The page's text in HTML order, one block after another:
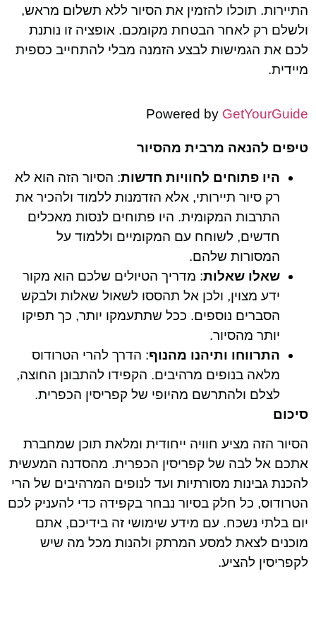
התיירות. תוכלו להזמין את הסיור ללא תשלום מראש,
ולשלם רק לאחר הבטחת מקומכם. אופציה זו נותנת
לכם את הגמישות לבצע הזמנה מבלי להתחייב כספית
מיידית.
Powered by GetYourGuide
טיפים להנאה מרבית מהסיור
היו פתוחים לחוויות חדשות: הסיור הזה הוא לא
רק סיור תיירותי, אלא הזדמנות ללמוד ולהכיר את
התרבות המקומית. היו פתוחים לנסות מאכלים
חדשים, לשוחח עם המקומיים וללמוד על
המסורות שלהם.
שאלו שאלות: מדריך הטיולים שלכם הוא מקור
ידע מצוין, ולכן אל תהססו לשאול שאלות ולבקש
הסברים נוספים. ככל שתתעמקו יותר, כך תפיקו
יותר מהסיור.
התרווחו ותיהנו מהנוף: הדרך להרי הטרודוס
מלאה בנופים מרהיבים. הקפידו להתבונן החוצה,
לצלם ולהתרשם מהיופי של קפריסין הכפרית.
סיכום
הסיור הזה מציע חוויה ייחודית ומלאת תוכן שמחברת
אתכם אל לבה של קפריסין הכפרית. מהסדנה המעשית
להכנת גבינות מסורתיות ועד לנופים המרהיבים של הרי
הטרודוס, כל חלק בסיור נבחר בקפידה כדי להעניק לכם
יום בלתי נשכח. עם מידע שימושי זה בידיכם, אתם
מוכנים לצאת למסע המרתק ולהנות מכל מה שיש
לקפריסין להציע.